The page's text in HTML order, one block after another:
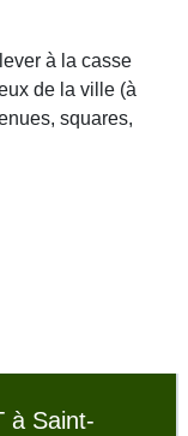
à la casse
de la ville (à
squares,
à Saint-